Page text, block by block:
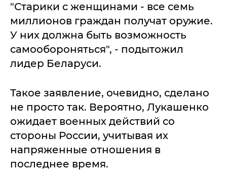
"Старики с женщинами - все семь
миллионов граждан получат оружие.
У них должна быть возможность
самообороняться", - подытожил
лидер Беларуси.
Такое заявление, очевидно, сделано
не просто так. Вероятно, Лукашенко
ожидает военных действий со
стороны России, учитывая их
напряженные отношения в
последнее время.